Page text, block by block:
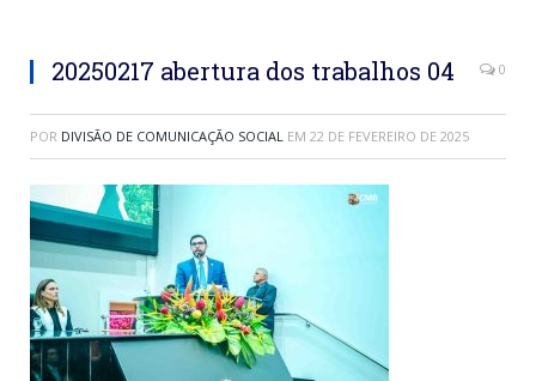
20250217 abertura dos trabalhos 04 0
POR DIVISÃO DE COMUNICAÇÃO SOCIAL EM 22 DE FEVEREIRO DE 2025